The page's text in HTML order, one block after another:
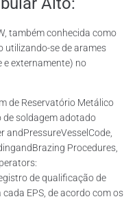
também conhecida como
utilizando-se de arames
e externamente) no
de Reservatório Metálico
de soldagem adotado
andPressureVesselCode,
Procedures,
de qualificação de
EPS, de acordo com os